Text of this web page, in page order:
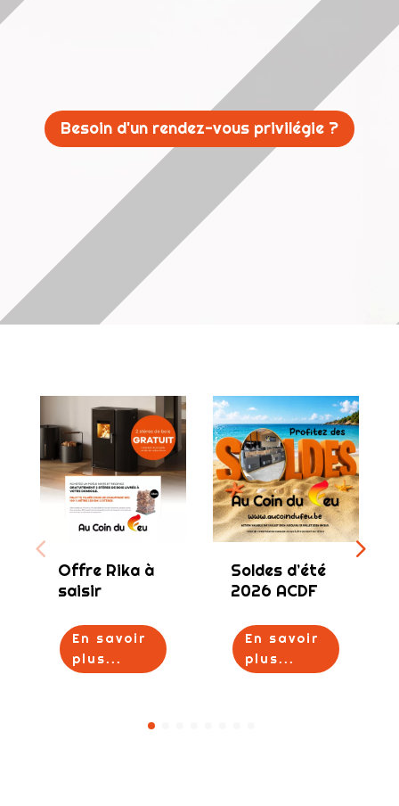
Besoin d'un rendez-vous privilégie ?
Offre Rika à
saisir
En savoir
plus...
Soldes d’été
2026 ACDF
En savoir
plus...